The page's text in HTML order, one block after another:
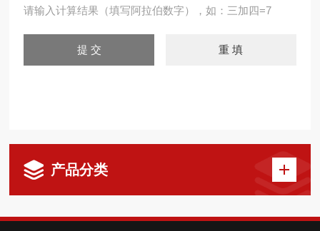
请输入计算结果（填写阿拉伯数字），如：三加四=7
产品分类